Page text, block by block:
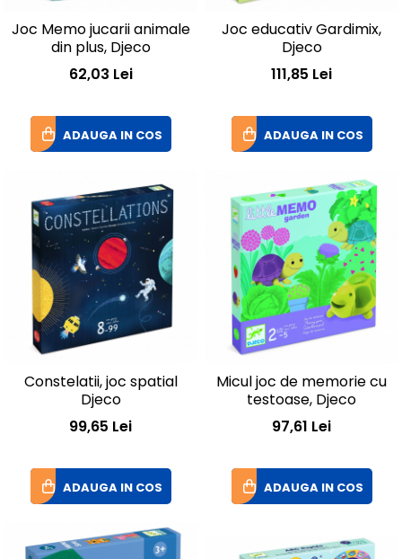
Joc Memo jucarii animale
din plus, Djeco
62,03 Lei
ADAUGA IN COS
Joc educativ Gardimix,
Djeco
111,85 Lei
ADAUGA IN COS
Constelatii, joc spatial
Djeco
99,65 Lei
ADAUGA IN COS
Micul joc de memorie cu
testoase, Djeco
97,61 Lei
ADAUGA IN COS